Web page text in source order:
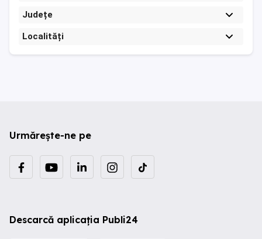
Județe
Localități
Urmărește-ne pe
Descarcă aplicația Publi24